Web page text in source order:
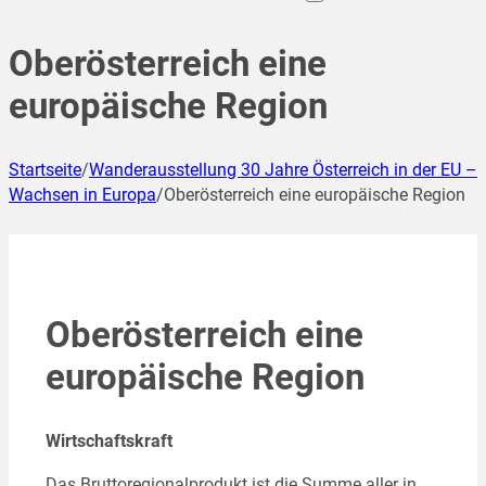
Oberösterreich eine
europäische Region
Startseite/Wanderausstellung 30 Jahre Österreich in der EU –
Wachsen in Europa/Oberösterreich eine europäische Region
Oberösterreich eine
europäische Region
Wirtschaftskraft